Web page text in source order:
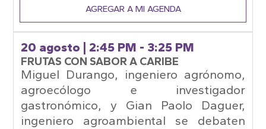
AGREGAR A MI AGENDA
20 agosto | 2:45 PM - 3:25 PM
FRUTAS CON SABOR A CARIBE
Miguel Durango, ingeniero agrónomo,
agroecólogo e investigador
gastronómico, y Gian Paolo Daguer,
ingeniero agroambiental se debaten